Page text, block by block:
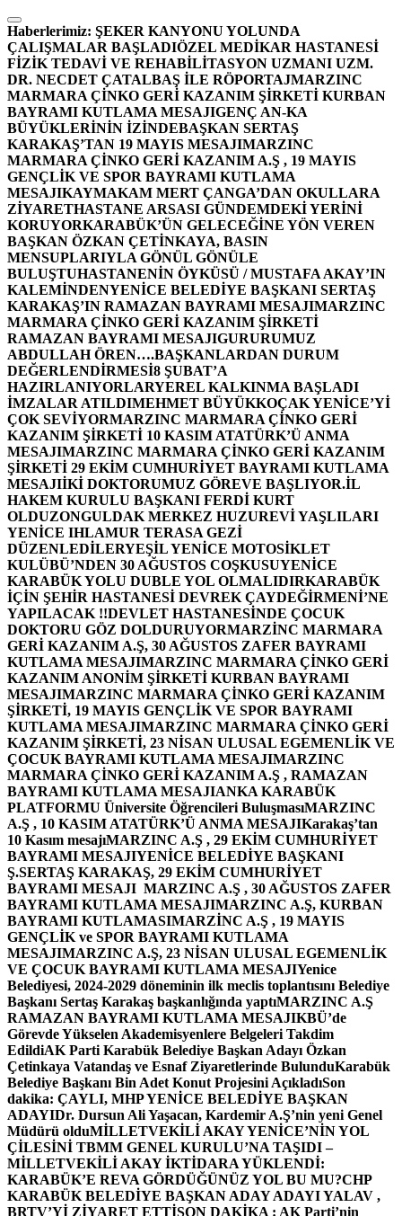
İçeriğe
atla
Haberlerimiz: ŞEKER KANYONU YOLUNDA
ÇALIŞMALAR BAŞLADIÖZEL MEDİKAR HASTANESİ
FİZİK TEDAVİ VE REHABİLİTASYON UZMANI UZM.
DR. NECDET ÇATALBAŞ İLE RÖPORTAJMARZINC
MARMARA ÇİNKO GERİ KAZANIM ŞİRKETİ KURBAN
BAYRAMI KUTLAMA MESAJIGENÇ AN-KA
BÜYÜKLERİNİN İZİNDEBAŞKAN SERTAŞ
KARAKAŞ’TAN 19 MAYIS MESAJIMARZINC
MARMARA ÇİNKO GERİ KAZANIM A.Ş , 19 MAYIS
GENÇLİK VE SPOR BAYRAMI KUTLAMA
MESAJIKAYMAKAM MERT ÇANGA’DAN OKULLARA
ZİYARETHASTANE ARSASI GÜNDEMDEKİ YERİNİ
KORUYORKARABÜK’ÜN GELECEĞİNE YÖN VEREN
BAŞKAN ÖZKAN ÇETİNKAYA, BASIN
MENSUPLARIYLA GÖNÜL GÖNÜLE
BULUŞTUHASTANENİN ÖYKÜSÜ / MUSTAFA AKAY’IN
KALEMİNDENYENİCE BELEDİYE BAŞKANI SERTAŞ
KARAKAŞ’IN RAMAZAN BAYRAMI MESAJIMARZINC
MARMARA ÇİNKO GERİ KAZANIM ŞİRKETİ
RAMAZAN BAYRAMI MESAJIGURURUMUZ
ABDULLAH ÖREN….BAŞKANLARDAN DURUM
DEĞERLENDİRMESİ8 ŞUBAT’A
HAZIRLANIYORLARYEREL KALKINMA BAŞLADI
İMZALAR ATILDIMEHMET BÜYÜKKOÇAK YENİCE’Yİ
ÇOK SEVİYORMARZINC MARMARA ÇİNKO GERİ
KAZANIM ŞİRKETİ 10 KASIM ATATÜRK’Ü ANMA
MESAJIMARZINC MARMARA ÇİNKO GERİ KAZANIM
ŞİRKETİ 29 EKİM CUMHURİYET BAYRAMI KUTLAMA
MESAJIİKİ DOKTORUMUZ GÖREVE BAŞLIYOR.İL
HAKEM KURULU BAŞKANI FERDİ KURT
OLDUZONGULDAK MERKEZ HUZUREVİ YAŞLILARI
YENİCE IHLAMUR TERASA GEZİ
DÜZENLEDİLERYEŞİL YENİCE MOTOSİKLET
KULÜBÜ’NDEN 30 AĞUSTOS COŞKUSUYENİCE
KARABÜK YOLU DUBLE YOL OLMALIDIRKARABÜK
İÇİN ŞEHİR HASTANESİ DEVREK ÇAYDEĞİRMENİ’NE
YAPILACAK !!DEVLET HASTANESİNDE ÇOCUK
DOKTORU GÖZ DOLDURUYORMARZİNC MARMARA
GERİ KAZANIM A.Ş, 30 AĞUSTOS ZAFER BAYRAMI
KUTLAMA MESAJIMARZINC MARMARA ÇİNKO GERİ
KAZANIM ANONİM ŞİRKETİ KURBAN BAYRAMI
MESAJIMARZINC MARMARA ÇİNKO GERİ KAZANIM
ŞİRKETİ, 19 MAYIS GENÇLİK VE SPOR BAYRAMI
KUTLAMA MESAJIMARZINC MARMARA ÇİNKO GERİ
KAZANIM ŞİRKETİ, 23 NİSAN ULUSAL EGEMENLİK VE
ÇOCUK BAYRAMI KUTLAMA MESAJIMARZINC
MARMARA ÇİNKO GERİ KAZANIM A.Ş , RAMAZAN
BAYRAMI KUTLAMA MESAJIANKA KARABÜK
PLATFORMU Üniversite Öğrencileri BuluşmasıMARZINC
A.Ş , 10 KASIM ATATÜRK’Ü ANMA MESAJIKarakaş’tan
10 Kasım mesajıMARZINC A.Ş , 29 EKİM CUMHURİYET
BAYRAMI MESAJIYENİCE BELEDİYE BAŞKANI
Ş.SERTAŞ KARAKAŞ, 29 EKİM CUMHURİYET
BAYRAMI MESAJI MARZINC A.Ş , 30 AĞUSTOS ZAFER
BAYRAMI KUTLAMA MESAJIMARZINC A.Ş, KURBAN
BAYRAMI KUTLAMASIMARZİNC A.Ş , 19 MAYIS
GENÇLİK ve SPOR BAYRAMI KUTLAMA
MESAJIMARZINC A.Ş, 23 NİSAN ULUSAL EGEMENLİK
VE ÇOCUK BAYRAMI KUTLAMA MESAJIYenice
Belediyesi, 2024-2029 döneminin ilk meclis toplantısını Belediye
Başkanı Sertaş Karakaş başkanlığında yaptıMARZINC A.Ş
RAMAZAN BAYRAMI KUTLAMA MESAJIKBÜ’de
Görevde Yükselen Akademisyenlere Belgeleri Takdim
EdildiAK Parti Karabük Belediye Başkan Adayı Özkan
Çetinkaya Vatandaş ve Esnaf Ziyaretlerinde BulunduKarabük
Belediye Başkanı Bin Adet Konut Projesini AçıkladıSon
dakika: ÇAYLI, MHP YENİCE BELEDİYE BAŞKAN
ADAYIDr. Dursun Ali Yaşacan, Kardemir A.Ş’nin yeni Genel
Müdürü olduMİLLETVEKİLİ AKAY YENİCE’NİN YOL
ÇİLESİNİ TBMM GENEL KURULU’NA TAŞIDI –
MİLLETVEKİLİ AKAY İKTİDARA YÜKLENDİ:
KARABÜK’E REVA GÖRDÜĞÜNÜZ YOL BU MU?CHP
KARABÜK BELEDİYE BAŞKAN ADAY ADAYI YALAV ,
BRTV’Yİ ZİYARET ETTİSON DAKİKA : AK Parti’nin